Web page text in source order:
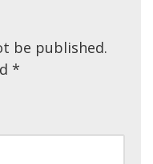
be published.
*